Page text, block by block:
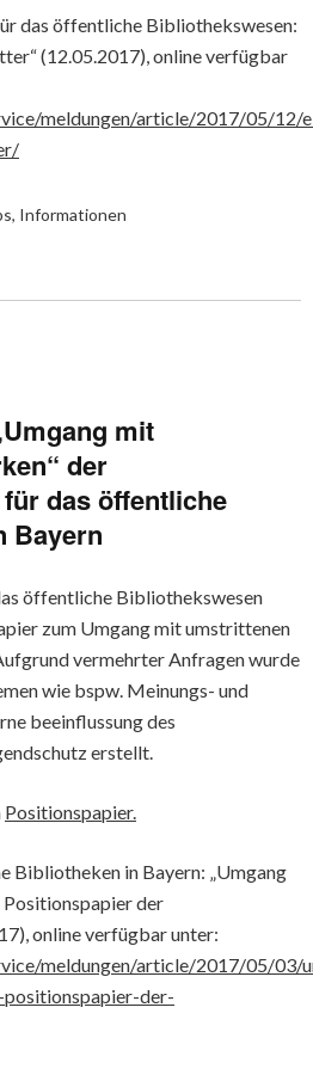
das öffentliche Bibliothekswesen:
(12.05.2017), online verfügbar
meldungen/article/2017/05/12/
Informationen
mit
der
das öffentliche
Bayern
öffentliche Bibliothekswesen
zum Umgang mit umstrittenen
vermehrter Anfragen wurde
wie bspw. Meinungs- und
beeinflussung des
erstellt.
Positionspapier.
Bibliotheken in Bayern: „Umgang
der
online verfügbar unter:
meldungen/article/2017/05/03/
der-